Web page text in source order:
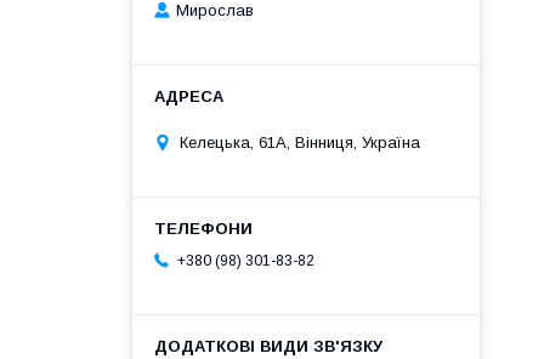
Мирослав
Келецька, 61А, Вінниця, Україна
+380 (98) 301-83-82